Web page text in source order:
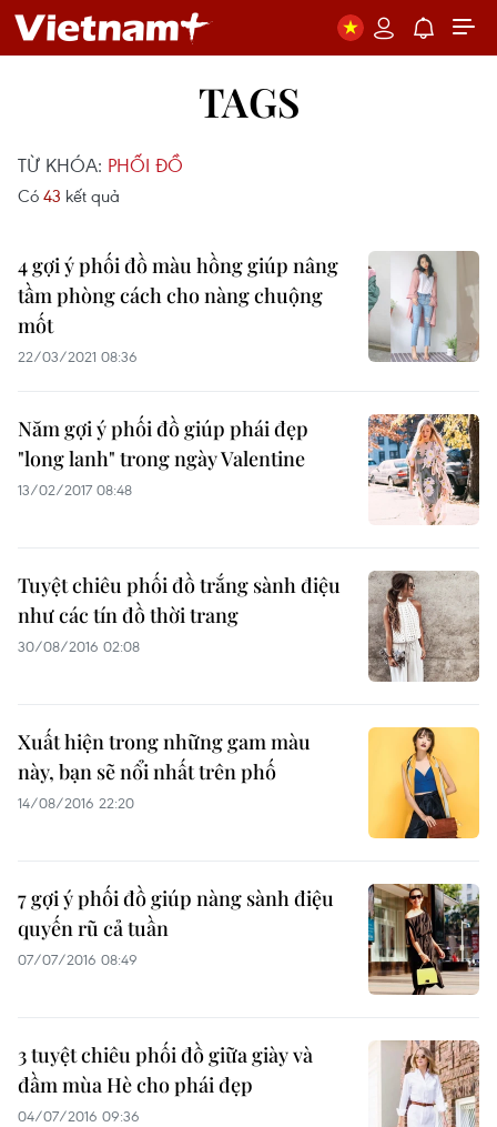
TAGS
TỪ KHÓA: PHỐI ĐỒ
Có 43 kết quả
4 gợi ý phối đồ màu hồng giúp nâng
tầm phòng cách cho nàng chuộng
mốt
22/03/2021 08:36
Năm gợi ý phối đồ giúp phái đẹp
"long lanh" trong ngày Valentine
13/02/2017 08:48
Tuyệt chiêu phối đồ trắng sành điệu
như các tín đồ thời trang
30/08/2016 02:08
Xuất hiện trong những gam màu
này, bạn sẽ nổi nhất trên phố
14/08/2016 22:20
7 gợi ý phối đồ giúp nàng sành điệu
quyến rũ cả tuần
07/07/2016 08:49
3 tuyệt chiêu phối đồ giữa giày và
đầm mùa Hè cho phái đẹp
04/07/2016 09:36